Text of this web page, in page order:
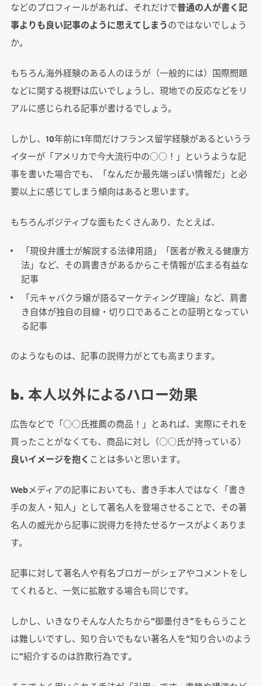
などのプロフィールがあれば、それだけで普通の人が書く記
事よりも良い記事のように思えてしまうのではないでしょう
か。
もちろん海外経験のある人のほうが（一般的には）国際問題
などに関する視野は広いでしょうし、現地での反応などをリ
アルに感じられる記事が書けるでしょう。
しかし、10年前に1年間だけフランス留学経験があるというラ
イターが「アメリカで今大流行中の○○！」というような記
事を書いた場合でも、「なんだか最先端っぽい情報だ」と必
要以上に感じてしまう傾向はあると思います。
もちろんポジティブな面もたくさんあり、たとえば、
「現役弁護士が解説する法律用語」「医者が教える健康方
法」など、その肩書きがあるからこそ情報が広まる有益な
記事
「元キャバクラ嬢が語るマーケティング理論」など、肩書
き自体が独自の目線・切り口であることの証明となってい
る記事
のようなものは、記事の説得力がとても高まります。
b. 本人以外によるハロー効果
広告などで「○○氏推薦の商品！」とあれば、実際にそれを
買ったことがなくても、商品に対し（○○氏が持っている）
良いイメージを抱く ことは多いと思います。
Webメディアの記事においても、書き手本人ではなく「書き
手の友人・知人」として著名人を登場させることで、その著
名人の威光から記事に説得力を持たせるケースがよくありま
す。
記事に対して著名人や有名ブロガーがシェアやコメントをし
てくれると、一気に拡散する場合も同じです。
しかし、いきなりそんな人たちから“御墨付き”をもらうこと
は難しいですし、知り合いでもない著名人を“知り合いのよう
に”紹介するのは詐欺行為です。